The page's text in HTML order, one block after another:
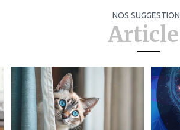
NOS
à
mes
favoris
à